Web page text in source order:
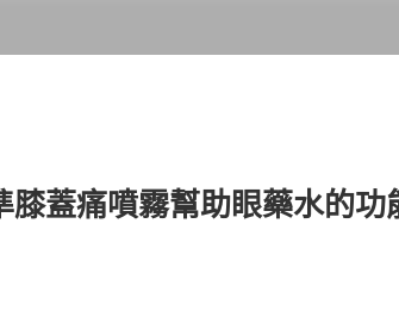
膝蓋痛噴霧幫助眼藥水的功